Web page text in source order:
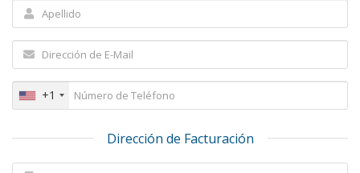
+1
Dirección de Facturación